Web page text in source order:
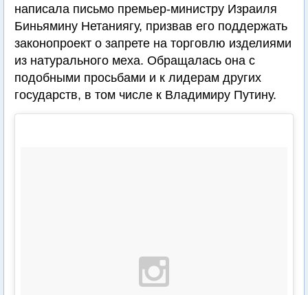
написала письмо премьер-министру Израиля
Биньямину Нетаниягу, призвав его поддержать
законопроект о запрете на торговлю изделиями
из натурального меха. Обращалась она с
подобными просьбами и к лидерам других
государств, в том числе к Владимиру Путину.